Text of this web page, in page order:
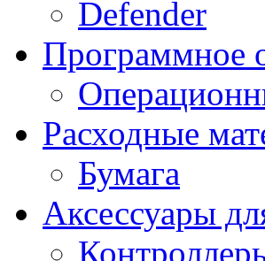
Defender
Программное
Расходные
Бумага
Аксессуары